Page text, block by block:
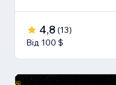
4,8 (13)
Від 100 $